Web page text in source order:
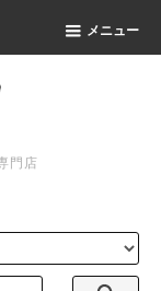
メニュー
門店